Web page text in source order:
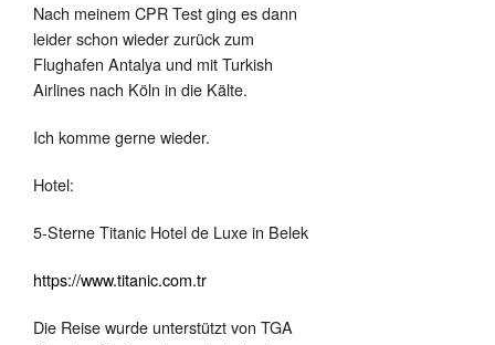
Nach meinem CPR Test ging es dann
leider schon wieder zurück zum
Flughafen Antalya und mit Turkish
Airlines nach Köln in die Kälte.
Ich komme gerne wieder.
Hotel:
5-Sterne Titanic Hotel de Luxe in Belek
https://www.titanic.com.tr
Die Reise wurde unterstützt von TGA